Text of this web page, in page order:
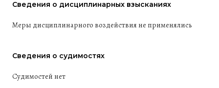
Сведения о дисциплинарных взысканиях
Меры дисциплинарного воздействия не применялись
Сведения о судимостях
Судимостей нет